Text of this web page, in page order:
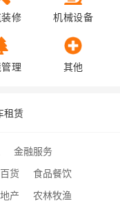
修 机械设备
理 其他
租赁
金融服务
货
食品餐饮
产
农林牧渔